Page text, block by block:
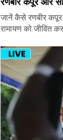
जानें कैसे रणबीर
रामायण को जीवित